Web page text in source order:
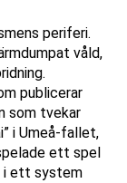
periferi.
våld,
publicerar
som tvekar
i Umeå-fallet,
ett spel
i ett system